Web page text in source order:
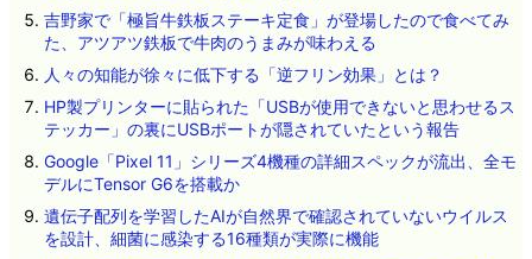
吉野家で「極旨牛鉄板ステーキ定食」が登場したので食べてみ
た、アツアツ鉄板で牛肉のうまみが味わえる
人々の知能が徐々に低下する「逆フリン効果」とは？
HP製プリンターに貼られた「USBが使用できないと思わせるス
テッカー」の裏にUSBポートが隠されていたという報告
Google「Pixel 11」シリーズ4機種の詳細スペックが流出、全モ
デルにTensor G6を搭載か
遺伝子配列を学習したAIが自然界で確認されていないウイルス
を設計、細菌に感染する16種類が実際に機能